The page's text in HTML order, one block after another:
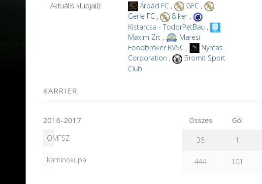
Aktuális klubja(i):
Árpád FC , GFC ,
Gerle FC , 8 ker ,
Kistarcsa - TodorPetBau ,
Maxim Zrt ,
Maresi
Foodbroker KVSC ,
Nynfas
Corporation ,
Bromit Sport
Club
KARRIER
2016-2017 Összes Gól
OMFSZ
36 1
kaminokupa 444 101